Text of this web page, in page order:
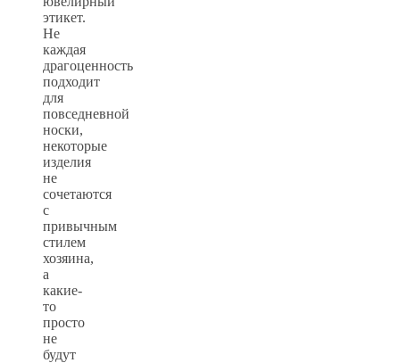
этикет.
Не
каждая
драгоценность
подходит
для
повседневной
носки,
некоторые
изделия
не
сочетаются
с
привычным
стилем
хозяина,
а
какие-
то
просто
не
будут